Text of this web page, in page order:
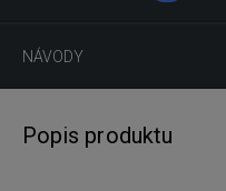
NÁVODY
Popis produktu